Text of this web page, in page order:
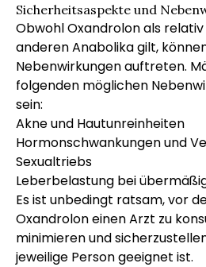
Sicherheitsaspekte und
Obwohl Oxandrolon als
anderen Anabolika gilt,
Nebenwirkungen auftreten.
folgenden möglichen
sein:
Akne und Hautunreinheiten
Hormonschwankungen und
Sexualtriebs
Leberbelastung bei
Es ist unbedingt ratsam, vor
Oxandrolon einen Arzt zu
minimieren und
jeweilige Person geeignet ist.